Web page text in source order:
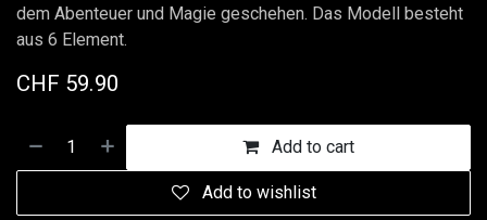
dem Abenteuer und Magie geschehen. Das Modell besteht
aus 6 Element.
CHF 59.90
Add to cart
Add to wishlist